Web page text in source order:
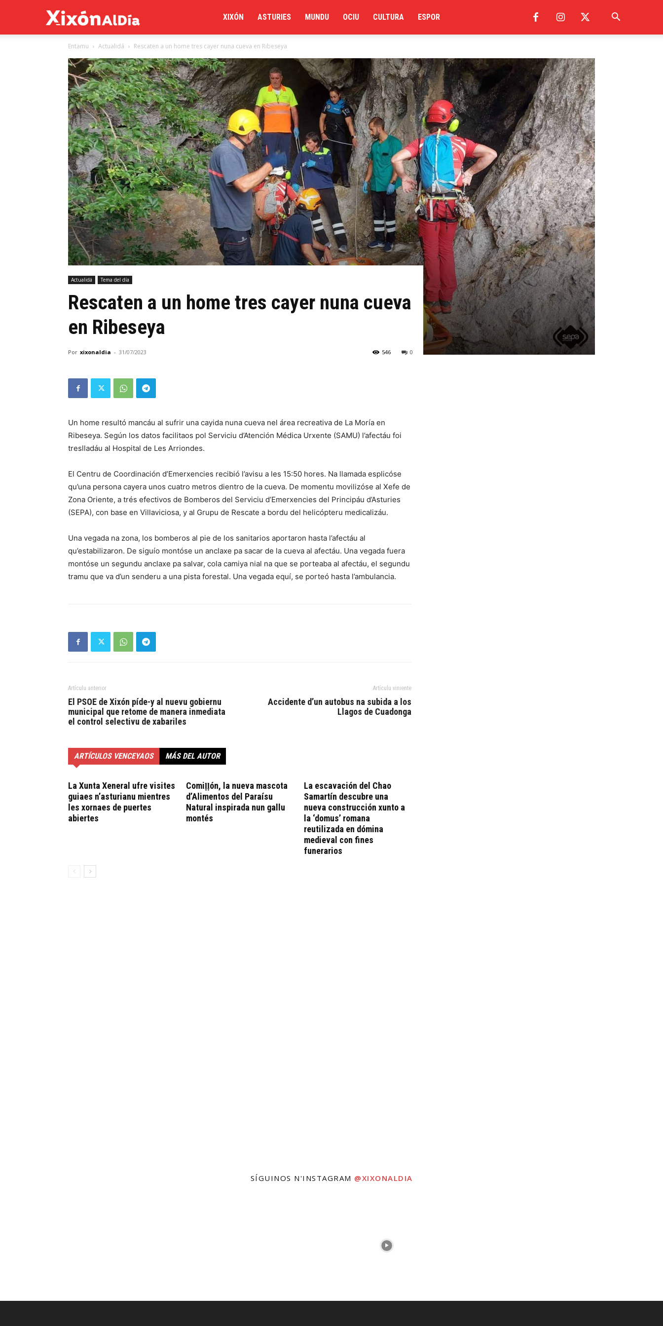
al
día
XIXÓN ASTURIES MUNDU OCIU CULTURA ESPOR
Entamu Actualidá Rescaten a un home tres cayer nuna cueva en Ribeseya
Actualidá Tema del día
Rescaten a un home tres cayer nuna cueva
en Ribeseya
Por xixonaldia - 31/07/2023 0
546
Un home resultó mancáu al sufrir una cayida nuna cueva nel área recreativa de La Moría en
Ribeseya. Según los datos facilitaos pol Serviciu d’Atención Médica Urxente (SAMU) l’afectáu foi
treslladáu al Hospital de Les Arriondes.
El Centru de Coordinación d’Emerxencies recibió l’avisu a les 15:50 hores. Na llamada esplicóse
qu’una persona cayera unos cuatro metros dientro de la cueva. De momentu movilizóse al Xefe de
Zona Oriente, a trés efectivos de Bomberos del Serviciu d’Emerxencies del Principáu d’Asturies
(SEPA), con base en Villaviciosa, y al Grupu de Rescate a bordu del helicópteru medicalizáu.
Una vegada na zona, los bomberos al pie de los sanitarios aportaron hasta l’afectáu al
qu’estabilizaron. De siguío montóse un anclaxe pa sacar de la cueva al afectáu. Una vegada fuera
montóse un segundu anclaxe pa salvar, cola camiya nial na que se porteaba al afectáu, el segundu
tramu que va d’un senderu a una pista forestal. Una vegada equí, se porteó hasta l’ambulancia.
Artículu anterior
El PSOE de Xixón píde-y al nuevu gobiernu
municipal que retome de manera inmediata
el control selectivu de xabariles
Artículu viniente
Accidente d’un autobus na subida a los
Llagos de Cuadonga
ARTÍCULOS VENCEYAOS MÁS DEL AUTOR
La Xunta Xeneral ufre visites
guiaes n’asturianu mientres
les xornaes de puertes
abiertes
Comiḷḷón, la nueva mascota
d’Alimentos del Paraísu
Natural inspirada nun gallu
montés
La escavación del Chao
Samartín descubre una
nueva construcción xunto a
la ‘domus’ romana
reutilizada en dómina
medieval con fines
funerarios
SÍGUINOS N'INSTAGRAM @XIXONALDIA